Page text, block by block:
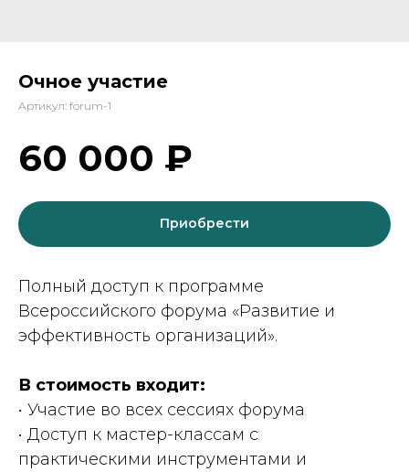
Очное участие
Артикул: forum-1
60 000 ₽
Приобрести
Полный доступ к программе
Всероссийского форума «Развитие и
эффективность организаций».
В стоимость входит:
• Участие во всех сессиях форума
• Доступ к мастер-классам с
практическими инструментами и